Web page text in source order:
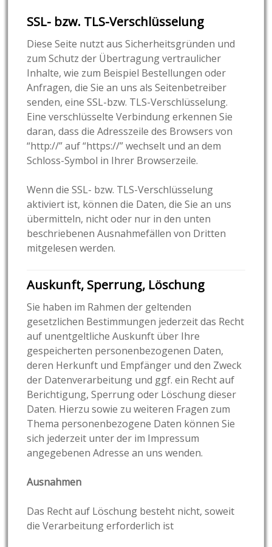
SSL- bzw. TLS-Verschlüsselung
Diese Seite nutzt aus Sicherheitsgründen und
zum Schutz der Übertragung vertraulicher
Inhalte, wie zum Beispiel Bestellungen oder
Anfragen, die Sie an uns als Seitenbetreiber
senden, eine SSL-bzw. TLS-Verschlüsselung.
Eine verschlüsselte Verbindung erkennen Sie
daran, dass die Adresszeile des Browsers von
“http://” auf “https://” wechselt und an dem
Schloss-Symbol in Ihrer Browserzeile.
Wenn die SSL- bzw. TLS-Verschlüsselung
aktiviert ist, können die Daten, die Sie an uns
übermitteln, nicht oder nur in den unten
beschriebenen Ausnahmefällen von Dritten
mitgelesen werden.
Auskunft, Sperrung, Löschung
Sie haben im Rahmen der geltenden
gesetzlichen Bestimmungen jederzeit das Recht
auf unentgeltliche Auskunft über Ihre
gespeicherten personenbezogenen Daten,
deren Herkunft und Empfänger und den Zweck
der Datenverarbeitung und ggf. ein Recht auf
Berichtigung, Sperrung oder Löschung dieser
Daten. Hierzu sowie zu weiteren Fragen zum
Thema personenbezogene Daten können Sie
sich jederzeit unter der im Impressum
angegebenen Adresse an uns wenden.
Ausnahmen
Das Recht auf Löschung besteht nicht, soweit
die Verarbeitung erforderlich ist